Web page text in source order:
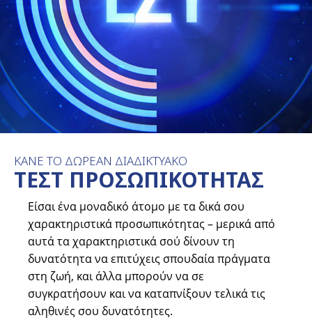
ΚΑΝΕ ΤΟ ΔΩΡΕΑΝ ΔΙΑΔΙΚΤΥΑΚΟ
ΤΕΣΤ ΠΡΟΣΩΠΙΚΟΤΗΤΑΣ
Είσαι ένα μοναδικό άτομο με τα δικά σου
χαρακτηριστικά προσωπικότητας – μερικά από
αυτά τα χαρακτηριστικά σού δίνουν τη
δυνατότητα να επιτύχεις σπουδαία πράγματα
στη ζωή, και άλλα μπορούν να σε
συγκρατήσουν και να καταπνίξουν τελικά τις
αληθινές σου δυνατότητες.